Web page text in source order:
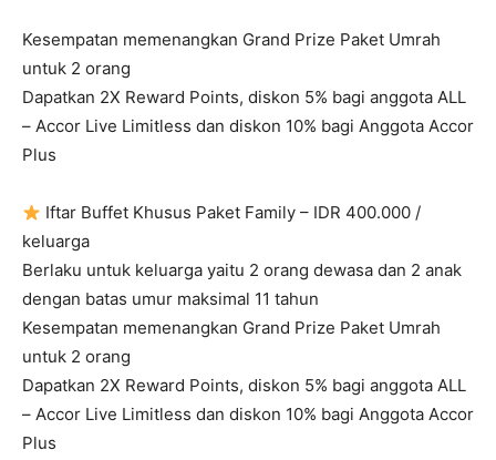
Kesempatan memenangkan Grand Prize Paket Umrah
untuk 2 orang
Dapatkan 2X Reward Points, diskon 5% bagi anggota ALL
– Accor Live Limitless dan diskon 10% bagi Anggota Accor
Plus
Iftar Buffet Khusus Paket Family – IDR 400.000 /
keluarga
Berlaku untuk keluarga yaitu 2 orang dewasa dan 2 anak
dengan batas umur maksimal 11 tahun
Kesempatan memenangkan Grand Prize Paket Umrah
untuk 2 orang
Dapatkan 2X Reward Points, diskon 5% bagi anggota ALL
– Accor Live Limitless dan diskon 10% bagi Anggota Accor
Plus